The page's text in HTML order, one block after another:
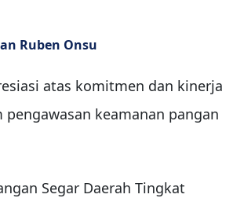
Ruben Onsu
atas komitmen dan kinerja
keamanan pangan
Segar Daerah Tingkat